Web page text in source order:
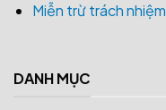
Miễn trừ trách nhiệm
DANH MỤC